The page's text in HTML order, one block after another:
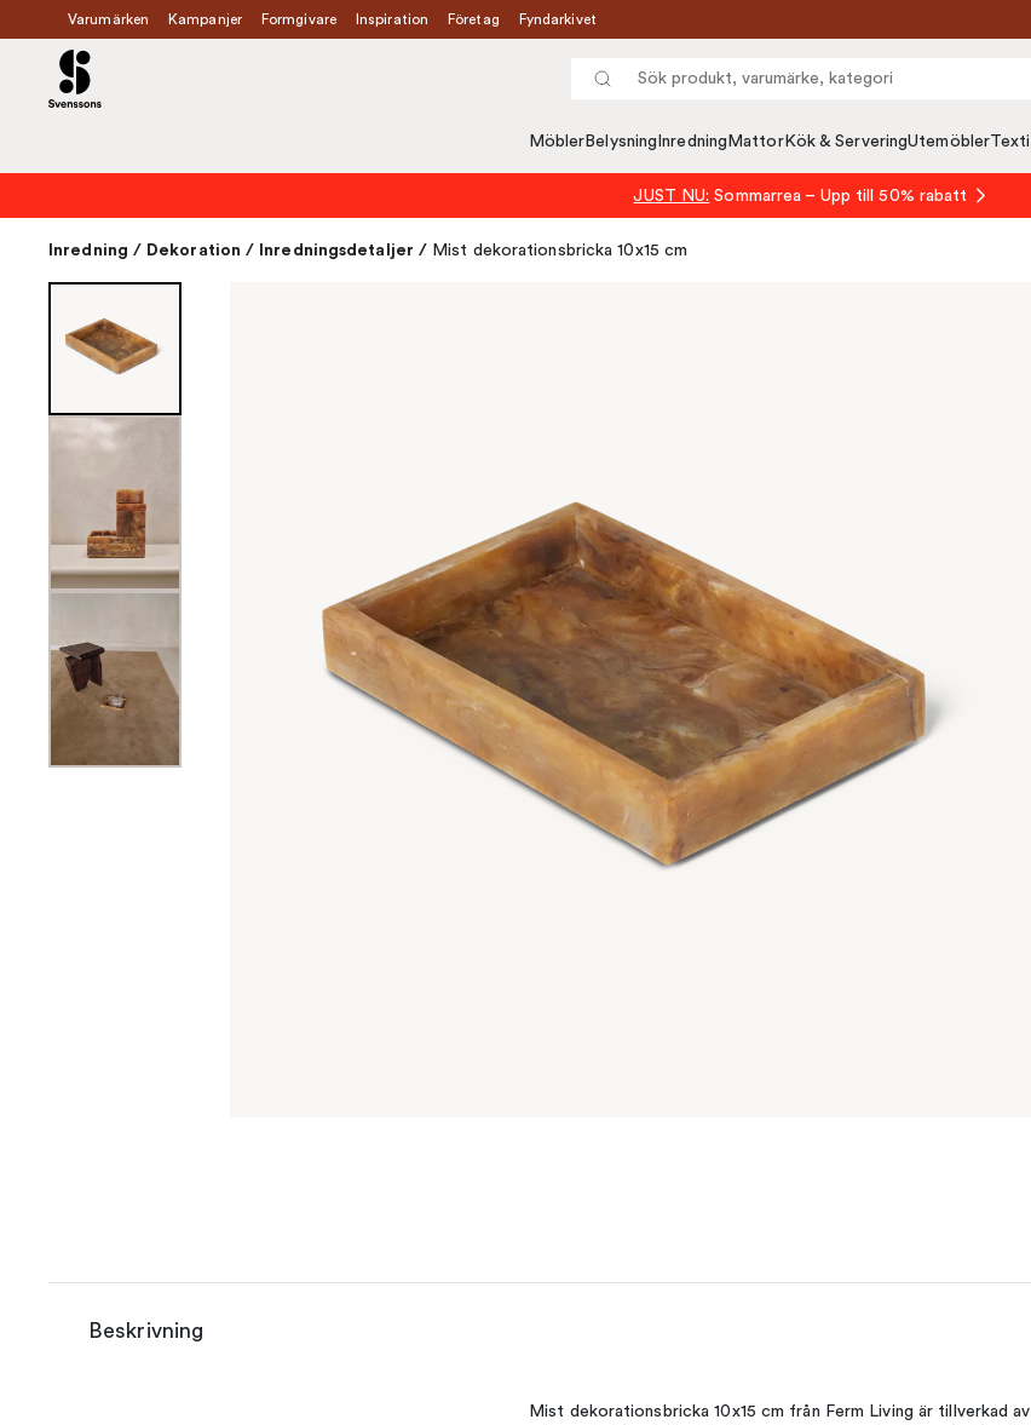
Varumärken Kampanjer Formgivare Inspiration Företag Fyndarkivet
Möbler Belysning Inredning MattorKök & ServeringUtemöblerTextil
JUST NU: Sommarrea – Upp till 50% rabatt
Inredning / Dekoration / Inredningsdetaljer / Mist dekorationsbricka 10x15 cm
Beskrivning
Mist dekorationsbricka 10x15 cm från Ferm Living är tillverkad av